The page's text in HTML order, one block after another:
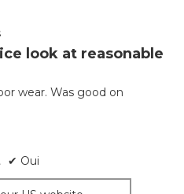
look at reasonable
wear. Was good on
✔ Oui